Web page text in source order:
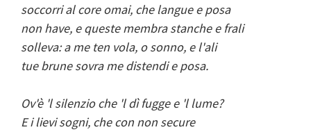
soccorri al core omai, che langue e posa
non have, e queste membra stanche e frali
solleva: a me ten vola, o sonno, e l'ali
tue brune sovra me distendi e posa.
Ov'è 'l silenzio che 'l dì fugge e 'l lume?
E i lievi sogni, che con non secure